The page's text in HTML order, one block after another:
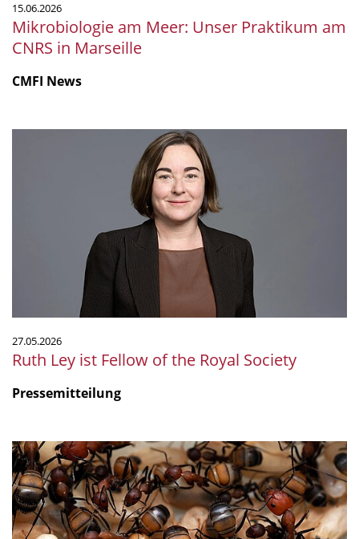
15.06.2026
Mikrobiologie am Meer: Unser Praktikum am
CNRS in Marseille
CMFI News
27.05.2026
Ruth Ley ist Fellow of the Royal Society
Pressemitteilung
Gift
als
Immun-
Cocktail